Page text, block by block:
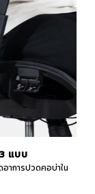
แบบ
าการปวดคอบ่าใน